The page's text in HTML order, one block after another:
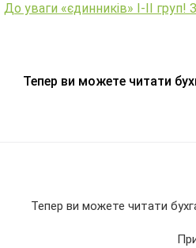
До уваги «єдинників» І-ІІ
Тепер ви можете читати
Тепер ви можете читати